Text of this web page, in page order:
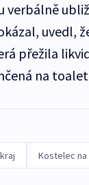
verbálně
uvedl,
přežila
na
Kostelec na